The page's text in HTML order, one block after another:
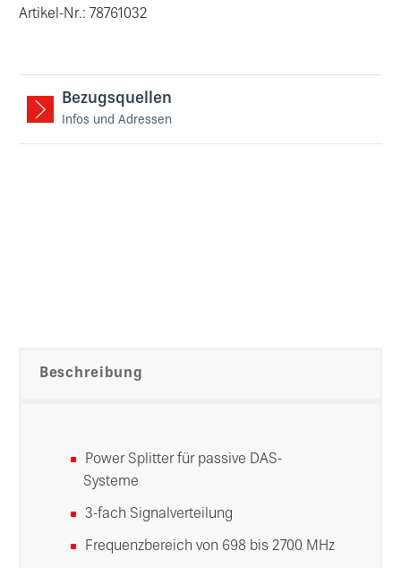
Artikel-Nr.: 78761032
Bezugsquellen
Infos und Adressen
Beschreibung
Power Splitter für passive DAS-
Systeme
3-fach Signalverteilung
Frequenzbereich von 698 bis 2700 MHz